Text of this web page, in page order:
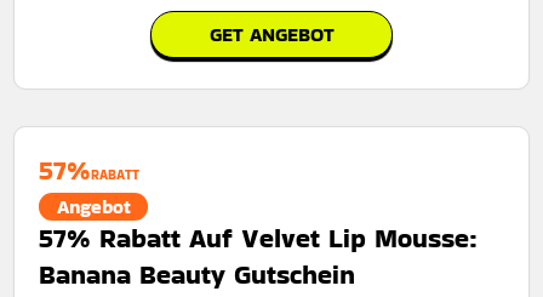
GET ANGEBOT
57%RABATT
Angebot
57% Rabatt Auf Velvet Lip Mousse:
Banana Beauty Gutschein